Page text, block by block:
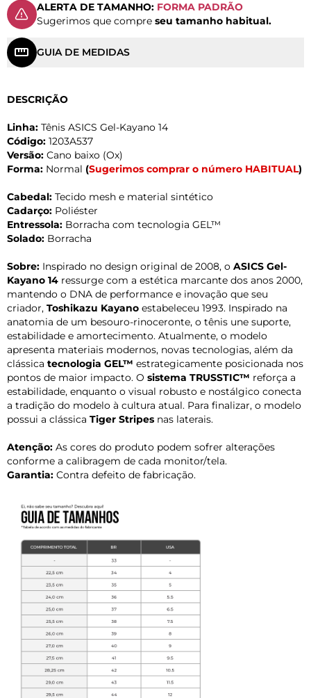
ALERTA DE TAMANHO: FORMA PADRÃO
Sugerimos que compre seu tamanho habitual.
GUIA DE MEDIDAS
DESCRIÇÃO
Linha: Tênis ASICS Gel-Kayano 14
Código: 1203A537
Versão: Cano baixo (Ox)
Forma: Normal (Sugerimos comprar o número HABITUAL)
Cabedal: Tecido mesh e material sintético
Cadarço: Poliéster
Entressola: Borracha com tecnologia GEL™
Solado: Borracha
Sobre: Inspirado no design original de 2008, o ASICS Gel-
Kayano 14 ressurge com a estética marcante dos anos 2000,
mantendo o DNA de performance e inovação que seu
criador, Toshikazu Kayano estabeleceu 1993. Inspirado na
anatomia de um besouro-rinoceronte, o tênis une suporte,
estabilidade e amortecimento. Atualmente, o modelo
apresenta materiais modernos, novas tecnologias, além da
clássica tecnologia GEL™ estrategicamente posicionada nos
pontos de maior impacto. O sistema TRUSSTIC™ reforça a
estabilidade, enquanto o visual robusto e nostálgico conecta
a tradição do modelo à cultura atual. Para finalizar, o modelo
possui a clássica Tiger Stripes nas laterais.
Atenção: As cores do produto podem sofrer alterações
conforme a calibragem de cada monitor/tela.
Garantia: Contra defeito de fabricação.